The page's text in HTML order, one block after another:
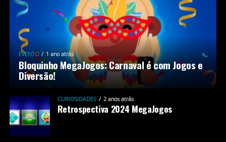
EVENTO 1 ano atrás
Bloquinho MegaJogos: Carnaval é com Jogos e
Diversão!
CURIOSIDADES 2 anos atrás
Retrospectiva 2024 MegaJogos